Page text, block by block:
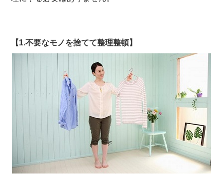
【1.不要なモノを捨てて整理整頓】